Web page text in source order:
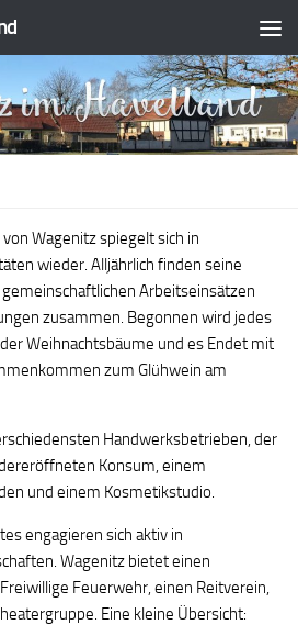
Wagenitz spiegelt sich in
wieder. Alljährlich finden seine
Arbeitseinsätzen
zusammen. Begonnen wird jedes
Weihnachtsbäume und es Endet mit
zum Glühwein am
Handwerksbetrieben, der
Konsum, einem
und einem Kosmetikstudio.
engagieren sich aktiv in
Wagenitz bietet einen
Feuerwehr, einen Reitverein,
Eine kleine Übersicht: